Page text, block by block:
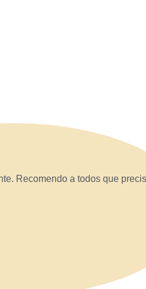
Recomendo a todos que